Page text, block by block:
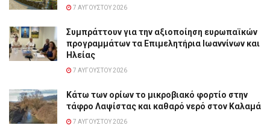
7 ΑΥΓΟΎΣΤΟΥ 2026
Συμπράττουν για την αξιοποίηση ευρωπαϊκών
προγραμμάτων τα Επιμελητήρια Ιωαννίνων και
Ηλείας
7 ΑΥΓΟΎΣΤΟΥ 2026
Κάτω των ορίων το μικροβιακό φορτίο στην
τάφρο Λαψίστας και καθαρό νερό στον Καλαμά
7 ΑΥΓΟΎΣΤΟΥ 2026